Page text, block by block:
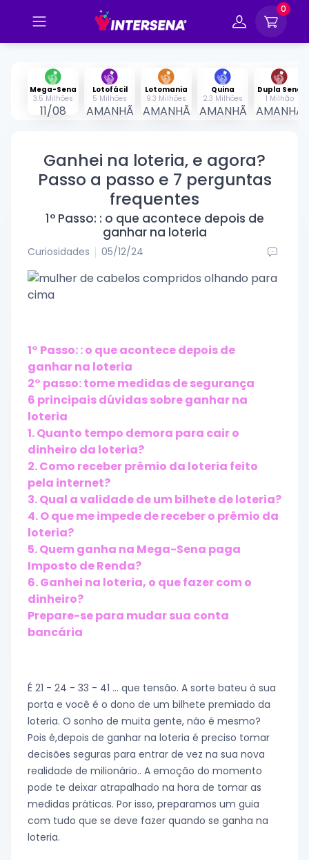
0
Mega-Sena
3.5 Milhões
11/08
Lotofácil
5 Milhões
AMANHÃ
Lotomania
9.3 Milhões
AMANHÃ
Quina
2.3 Milhões
AMANHÃ
Dupla Sena
1 Milhão
AMANHÃ
Ganhei na loteria, e agora?
Passo a passo e 7 perguntas
frequentes
1° Passo: : o que acontece depois de
ganhar na loteria
Curiosidades 05/12/24
1° Passo: : o que acontece depois de
ganhar na loteria
2° passo: tome medidas de segurança
6 principais dúvidas sobre ganhar na
loteria
1. Quanto tempo demora para cair o
dinheiro da loteria?
2. Como receber prêmio da loteria feito
pela internet?
3. Qual a validade de um bilhete de loteria?
4. O que me impede de receber o prêmio da
loteria?
5. Quem ganha na Mega-Sena paga
Imposto de Renda?
6. Ganhei na loteria, o que fazer com o
dinheiro?
Prepare-se para mudar sua conta
bancária
É 21 - 24 - 33 - 41 … que tensão. A sorte bateu à sua
porta e você é o dono de um bilhete premiado da
loteria. O sonho de muita gente, não é mesmo?
Pois é,depois de ganhar na loteria é preciso tomar
decisões seguras para entrar de vez na sua nova
realidade de milionário.. A emoção do momento
pode te deixar atrapalhado na hora de tomar as
medidas práticas. Por isso, preparamos um guia
com tudo que se deve fazer quando se ganha na
loteria.